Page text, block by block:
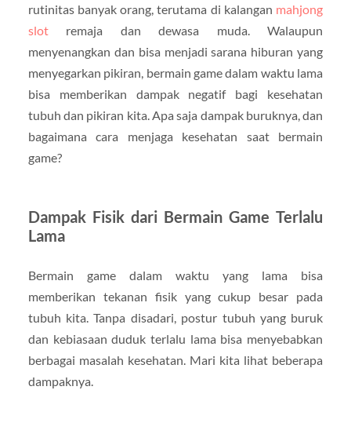
rutinitas banyak orang, terutama di kalangan mahjong
slotremaja dan dewasa muda. Walaupun
menyenangkan dan bisa menjadi sarana hiburan yang
menyegarkan pikiran, bermain game dalam waktu lama
bisa memberikan dampak negatif bagi kesehatan
tubuh dan pikiran kita. Apa saja dampak buruknya, dan
bagaimana cara menjaga kesehatan saat bermain
game?
Dampak Fisik dari Bermain Game Terlalu
Lama
Bermain game dalam waktu yang lama bisa
memberikan tekanan fisik yang cukup besar pada
tubuh kita. Tanpa disadari, postur tubuh yang buruk
dan kebiasaan duduk terlalu lama bisa menyebabkan
berbagai masalah kesehatan. Mari kita lihat beberapa
dampaknya.